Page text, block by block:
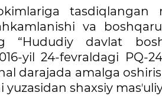
tasdiqlangan
va
“Hududiy davlat
yil 24-fevraldagi PQ-
darajada amalga
shaxsiy